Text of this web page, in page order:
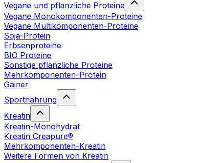
Vegane und pflanzliche Proteine
Vegane Monokomponenten-Proteine
Vegane Multikomponenten-Proteine
Soja-Protein
Erbsenproteine
BIO Proteine
Sonstige pflanzliche Proteine
Mehrkomponenten-Protein
Gainer
Sportnahrung
Kreatin
Kreatin-Monohydrat
Kreatin Creapure®
Mehrkomponenten-Kreatin
Weitere Formen von Kreatin